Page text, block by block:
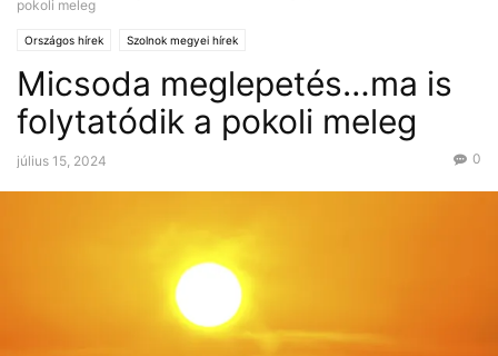
pokoli meleg
Országos hírek Szolnok megyei hírek
Micsoda meglepetés…ma is
folytatódik a pokoli meleg
július 15, 2024 0